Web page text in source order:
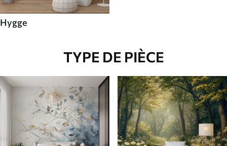
Hygge
TYPE DE PIÈCE